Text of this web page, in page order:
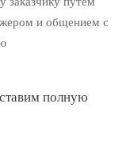
и общением с
полную